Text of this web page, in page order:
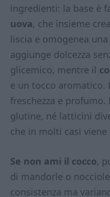
ingredienti: la base è
uova, che insieme
liscia e omogenea una
aggiunge dolcezza
glicemico, mentre il
e un tocco aromatico.
freschezza e
glutine, né latticini
che in molti casi
Se non ami il cocco,
di mandorle o
consistenza ma